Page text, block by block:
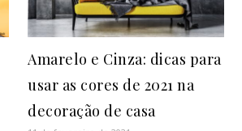
Amarelo e Cinza: dicas para
usar as cores de 2021 na
decoração de casa